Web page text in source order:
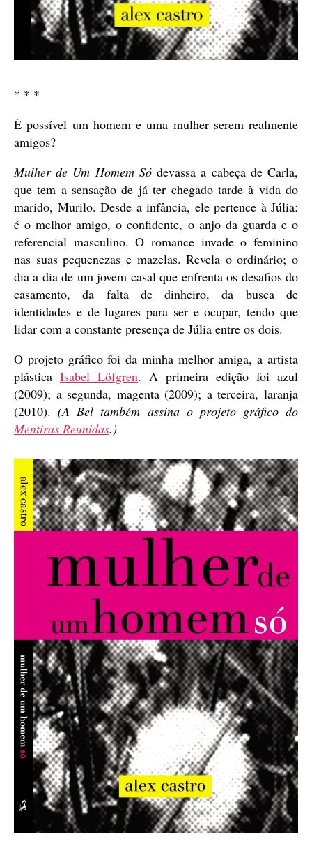
* * *
É possível um homem e uma mulher serem realmente
amigos?
Mulher de Um Homem Sódevassa a cabeça de Carla,
que tem a sensação de já ter chegado tarde à vida do
marido, Murilo. Desde a infância, ele pertence à Júlia:
é o melhor amigo, o confidente, o anjo da guarda e o
referencial masculino. O romance invade o feminino
nas suas pequenezas e mazelas. Revela o ordinário; o
dia a dia de um jovem casal que enfrenta os desafios do
casamento, da falta de dinheiro, da busca de
identidades e de lugares para ser e ocupar, tendo que
lidar com a constante presença de Júlia entre os dois.
O projeto gráfico foi da minha melhor amiga, a artista
plástica Isabel Löfgren. A primeira edição foi azul
(2009); a segunda, magenta (2009); a terceira, laranja
(2010).(A Bel também assina o projeto gráfico do
Mentiras Reunidas.)